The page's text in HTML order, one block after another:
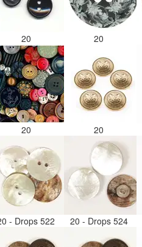
20 20
20 20
- Drops 522 20 - Drops 524